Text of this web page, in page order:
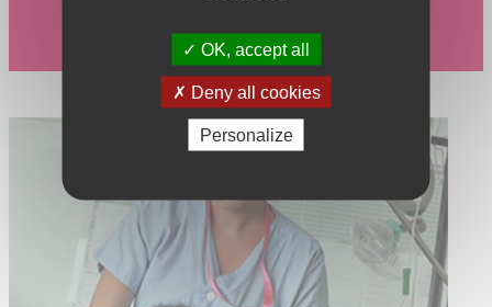
OK, accept all
Deny all cookies
Personalize